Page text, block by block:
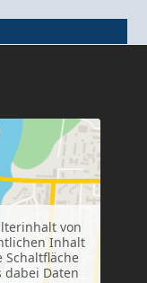
von
Inhalt
Schaltfläche
dabei Daten